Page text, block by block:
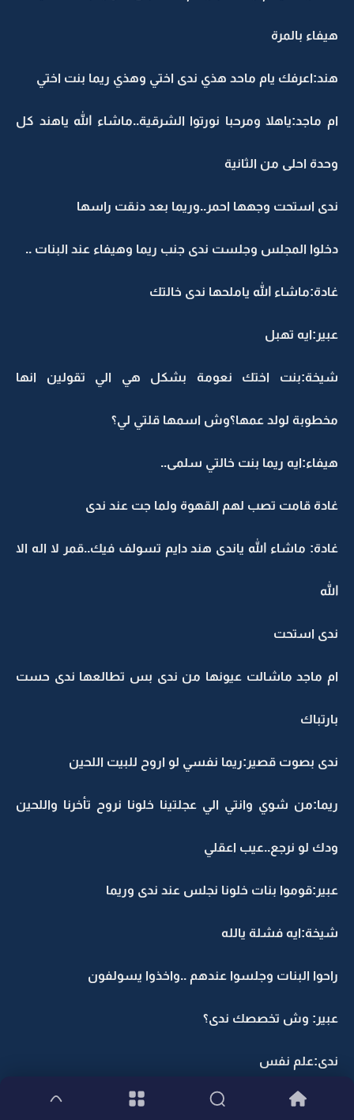
هيفاء بالمرة
هند:اعرفك يام ماحد هذي ندى اختي وهذي ريما بنت اختي
ام ماجد:ياهلا ومرحبا نورتوا الشرقية..ماشاء الله ياهند كل
وحدة احلى من الثانية
ندى استحت وجهها احمر..وريما بعد دنقت راسها
دخلوا المجلس وجلست ندى جنب ريما وهيفاء عند البنات ..
غادة:ماشاء الله ياملحها ندى خالتك
عبير:ايه تهبل
شيخة:بنت اختك نعومة بشكل هي الي تقولين انها
مخطوبة لولد عمها؟وش اسمها قلتي لي؟
هيفاء:ايه ريما بنت خالتي سلمى..
غادة قامت تصب لهم القهوة ولما جت عند ندى
غادة: ماشاء الله ياندى هند دايم تسولف فيك..قمر لا اله الا
الله
ندى استحت
ام ماجد ماشالت عيونها من ندى بس تطالعها ندى حست
بارتباك
ندى بصوت قصير:ريما نفسي لو اروح للبيت اللحين
ريما:من شوي وانتي الي عجلتينا خلونا نروح تأخرنا واللحين
ودك لو نرجع..عيب اعقلي
عبير:قوموا بنات خلونا نجلس عند ندى وريما
شيخة:ايه فشلة يالله
راحوا البنات وجلسوا عندهم ..واخذوا يسولفون
عبير: وش تخصصك ندى؟
ندى:علم نفس
عبير:ايه يهبل علم النفس كنت ابي ادخلة بس رحت مع